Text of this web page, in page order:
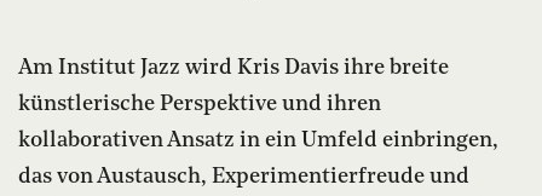
Am Institut Jazz wird Kris Davis ihre breite
künstlerische Perspektive und ihren
kollaborativen Ansatz in ein Umfeld einbringen,
das von Austausch, Experimentierfreude und